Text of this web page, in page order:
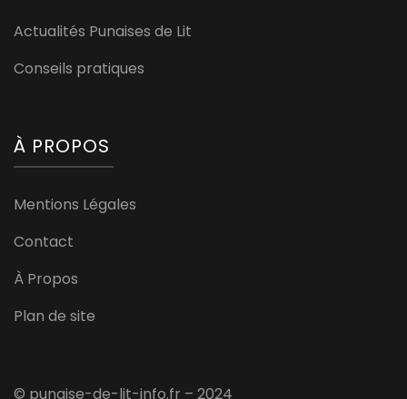
Actualités Punaises de Lit
Conseils pratiques
À PROPOS
Mentions Légales
Contact
À Propos
Plan de site
© punaise-de-lit-info.fr – 2024